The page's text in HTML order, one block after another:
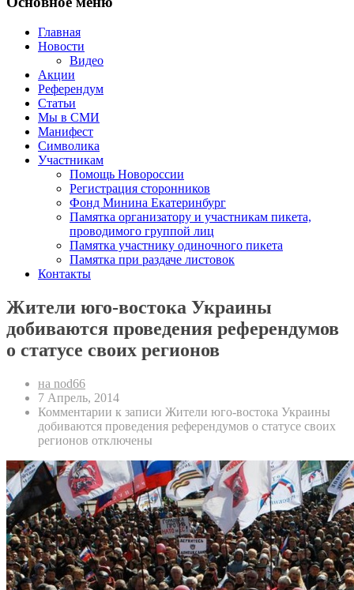
Главная
Новости
Видео
Акции
Референдум
Статьи
Мы в СМИ
Манифест
Символика
Участникам
Помощь Новороссии
Регистрация сторонников
Фонд Минина Екатеринбург
Памятка организатору и участникам пикета,
проводимого группой лиц
Памятка участнику одиночного пикета
Памятка при раздаче листовок
Контакты
Жители юго-востока Украины
добиваются проведения референдумов
о статусе своих регионов
на nod66
7 Апрель, 2014
Комментарии к записи Жители юго-востока Украины
добиваются проведения референдумов о статусе своих
регионов отключены